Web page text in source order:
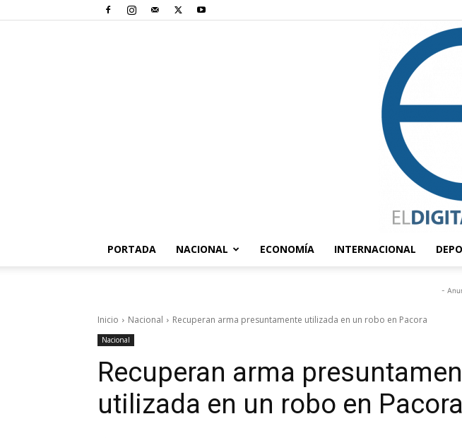
PORTADA NACIONAL ECONOMÍA INTERNACIONAL
-
Inicio Nacional Recuperan arma presuntamente utilizada en un robo en Pacora
Nacional
Recuperan arma
utilizada en un robo en Pacora